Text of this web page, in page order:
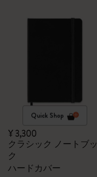
Quick Shop
¥ 3,300
クラシック ノートブッ
ク
ハードカバー